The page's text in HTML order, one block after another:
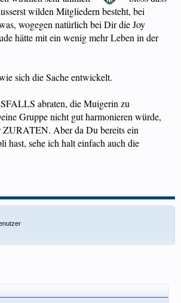
wilden Mitgliedern besteht, bei
wogegen natürlich bei Dir die Joy
hätte mit ein wenig mehr Leben in der
sich die Sache entwickelt.
abraten, die Muigerin zu
Gruppe nicht gut harmonieren würde,
Aber da Du bereits ein
hast, sehe ich halt einfach auch die